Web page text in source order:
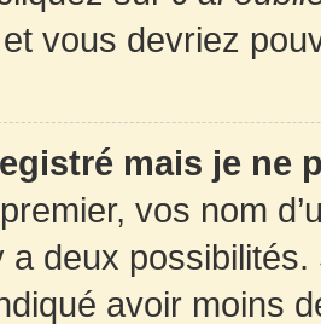
vous devriez
mais je ne
vos nom
a deux
avoir moins